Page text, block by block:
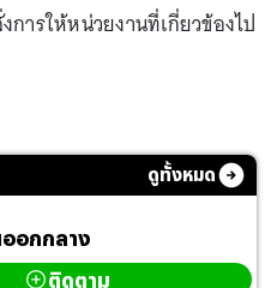
ารให้หน่วยงานที่เกี่ยวข้องไป
ดูทั้งหมด
อกกลาง
ติดตาม